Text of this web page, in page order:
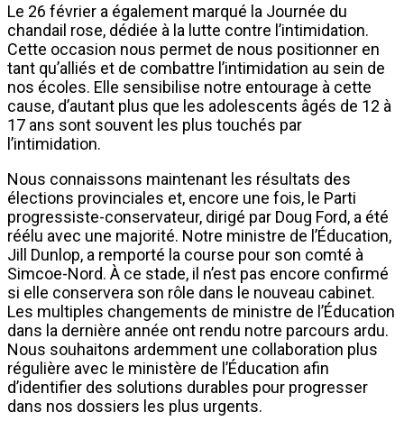
Le 26 février a également marqué la Journée du
chandail rose, dédiée à la lutte contre l’intimidation.
Cette occasion nous permet de nous positionner en
tant qu’alliés et de combattre l’intimidation au sein de
nos écoles. Elle sensibilise notre entourage à cette
cause, d’autant plus que les adolescents âgés de 12 à
17 ans sont souvent les plus touchés par
l’intimidation.
Nous connaissons maintenant les résultats des
élections provinciales et, encore une fois, le Parti
progressiste-conservateur, dirigé par Doug Ford, a été
réélu avec une majorité. Notre ministre de l’Éducation,
Jill Dunlop, a remporté la course pour son comté à
Simcoe-Nord. À ce stade, il n’est pas encore confirmé
si elle conservera son rôle dans le nouveau cabinet.
Les multiples changements de ministre de l’Éducation
dans la dernière année ont rendu notre parcours ardu.
Nous souhaitons ardemment une collaboration plus
régulière avec le ministère de l’Éducation afin
d’identifier des solutions durables pour progresser
dans nos dossiers les plus urgents.